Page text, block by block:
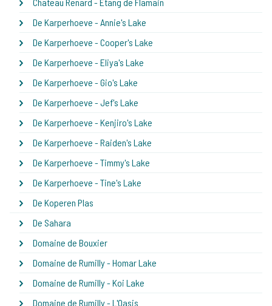
De Karperhoeve - Annie's Lake
De Karperhoeve - Cooper's Lake
De Karperhoeve - Eliya's Lake
De Karperhoeve - Gio's Lake
De Karperhoeve - Jef's Lake
De Karperhoeve - Kenjiro's Lake
De Karperhoeve - Raiden's Lake
De Karperhoeve - Timmy's Lake
De Karperhoeve - Tine's Lake
De Koperen Plas
De Sahara
Domaine de Bouxier
Domaine de Rumilly - Homar Lake
Domaine de Rumilly - Koi Lake
Domaine de Rumilly - L'Oasis